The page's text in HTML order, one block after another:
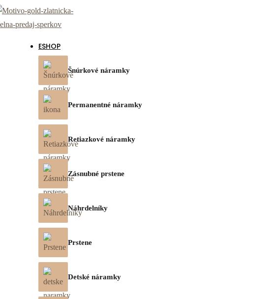
ESHOP
Šnúrkové náramky
Permanentné náramky
Retiazkové náramky
Zásnubné prstene
Náhrdelníky
Prstene
Detské náramky